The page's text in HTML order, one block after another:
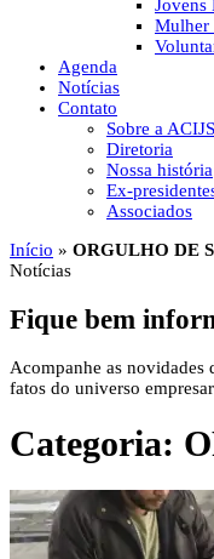
Jovens
Mulher
Agenda
Notícias
Contato
Sobre a ACIJS
Diretoria
Nossa história
Ex-
Associados
Início » ORGULHO DE
Notícias
Fique bem
Acompanhe as novidades
fatos do universo
Categoria: